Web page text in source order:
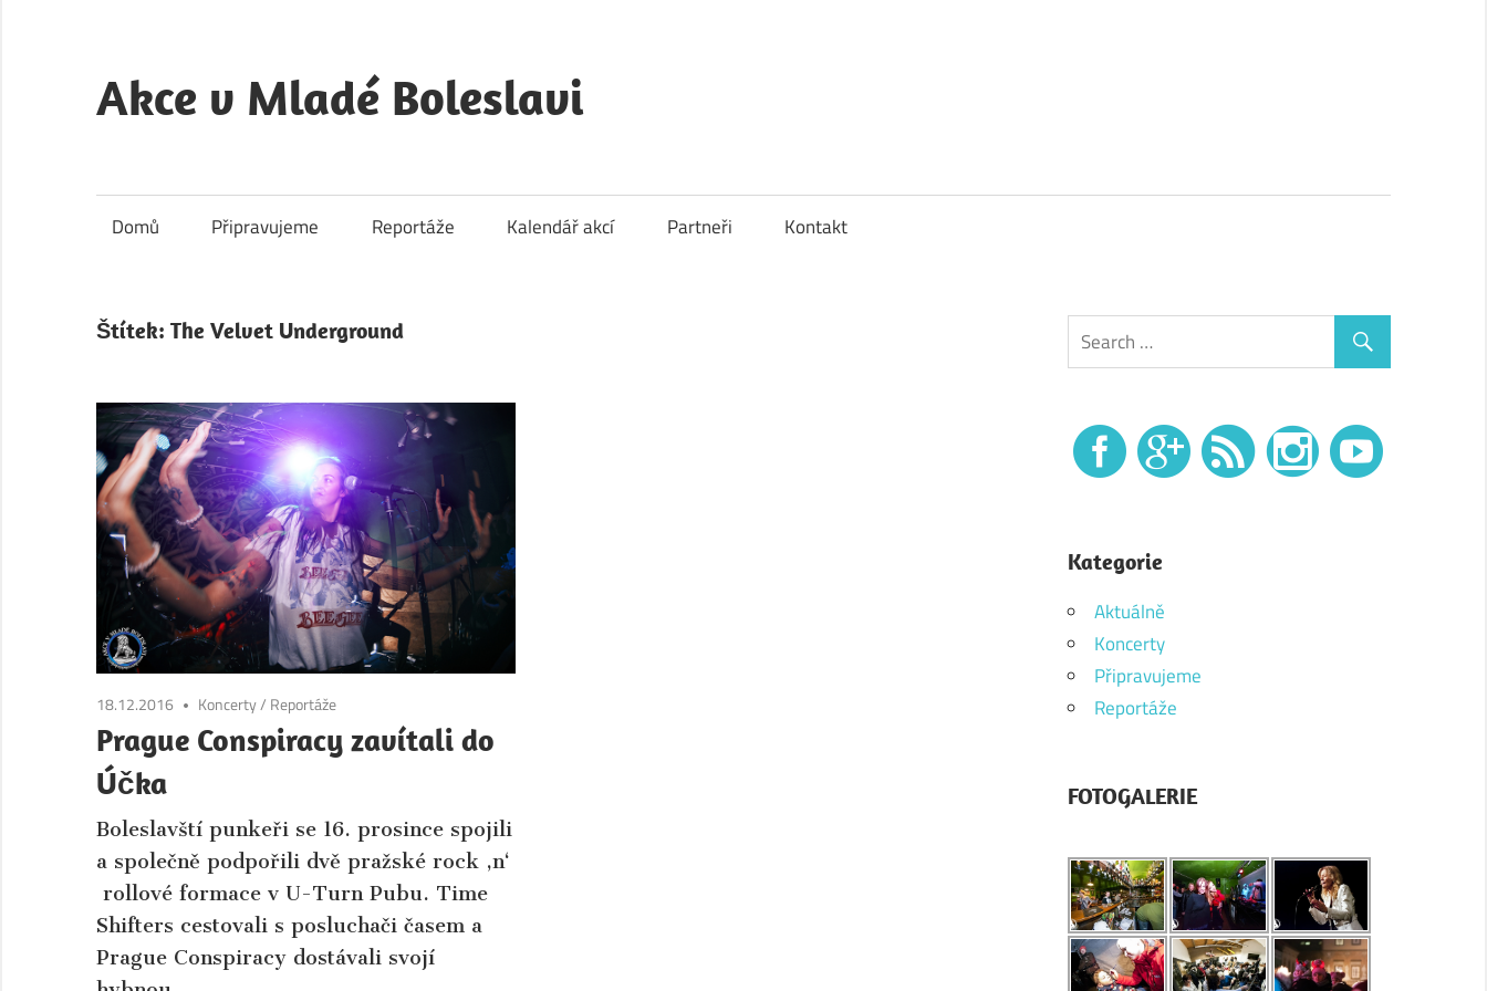
content
Akce v Mladé Boleslavi
a
portál
města
Mladá
Boleslav.
Aktuální
informace
společnosti
a
kultury
města
Mladá
Boleslav
a
okolí.
Domů Připravujeme Reportáže Kalendář akcí Partneři Kontakt
Štítek: The Velvet Underground
18.12.2016 Koncerty/ Reportáže
Prague Conspiracy zavítali do
Účka
Boleslavští punkeři se 16. prosince spojili
a společně podpořili dvě pražské rock ‚n‘
rollové formace v U-Turn Pubu. Time
Shifters cestovali s posluchači časem a
Prague Conspiracy dostávali svojí
Kategorie
Aktuálně
Koncerty
Připravujeme
Reportáže
FOTOGALERIE